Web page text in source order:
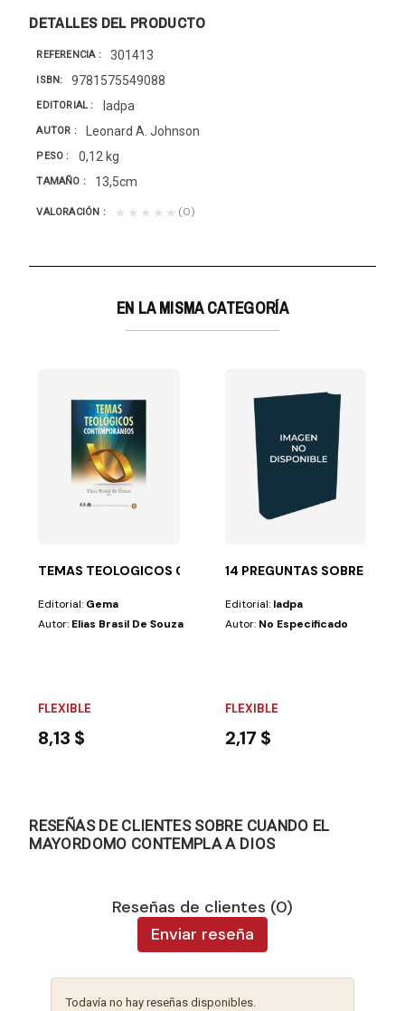
DETALLES DEL PRODUCTO
REFERENCIA 301413
ISBN 9781575549088
EDITORIAL Iadpa
AUTOR Leonard A. Johnson
PESO 0,12 kg
TAMAÑO 13,5cm
VALORACIÓN ★★★★★ (0)
EN LA MISMA CATEGORÍA
Y aunque...
y todos quisiéramos saber si hay algún método que...
TEMAS TEOLOGICOS CONTEMPORANEOS
Editorial: Gema
Autor: Elias Brasil De Souza
FLEXIBLE
8,13 $
14 PREGUNTAS SOBRE EL
Editorial: Iadpa
Autor: No Especificado
FLEXIBLE
2,17 $
RESEÑAS DE CLIENTES SOBRE CUANDO EL
MAYORDOMO CONTEMPLA A DIOS
Reseñas de clientes (0)
Enviar reseña
Todavía no hay reseñas disponibles.